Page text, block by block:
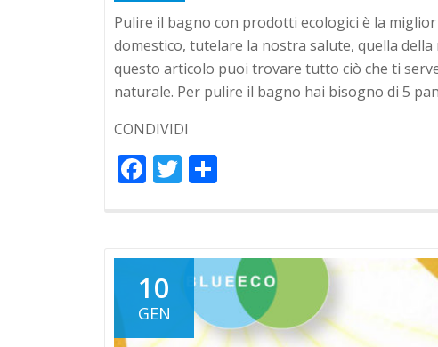
Pulire il bagno con prodotti ecologici è la
domestico, tutelare la nostra salute, quella
questo articolo puoi trovare tutto ciò che ti
naturale. Per pulire il bagno hai bisogno di 5
CONDIVIDI
FacebookTwitter
10
GEN